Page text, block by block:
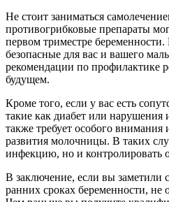
Не стоит заниматься
противогрибковые препараты
первом триместре беременности.
безопасные для вас и вашего
рекомендации по профилактике
будущем.
Кроме того, если у вас есть
такие как диабет или
также требует особого
развития молочницы. В таких
инфекцию, но и контролировать
В заключение, если вы
ранних сроках беременности, не